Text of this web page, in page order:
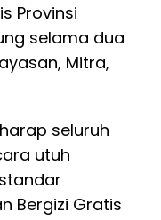
Provinsi
selama dua
Mitra,
seluruh
utuh
Bergizi Gratis